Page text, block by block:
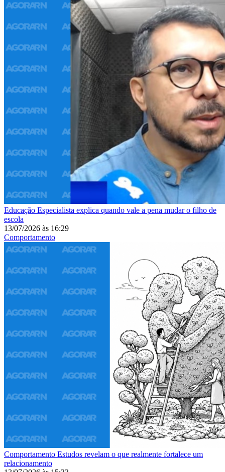
Educação Especialista explica quando vale a pena mudar o filho de
escola
13/07/2026 às 16:29
Comportamento
Comportamento Estudos revelam o que realmente fortalece um
relacionamento